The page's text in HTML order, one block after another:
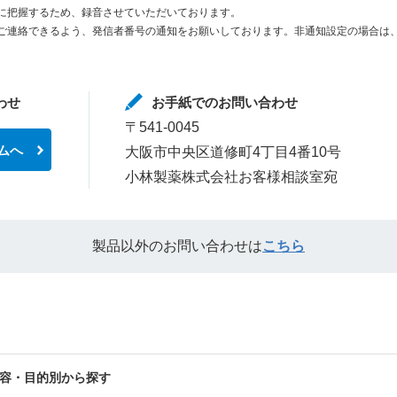
握するため、録音させていただいております。
絡できるよう、発信者番号の通知をお願いしております。非通知設定の場合は
せ
へ
お手紙でのお問い合わせ
〒541-0045
大阪市中央区道修町4丁目4番10号
小林製薬株式会社お客様相談室宛
製品以外のお問い合わせはこちら
・目的別から探す